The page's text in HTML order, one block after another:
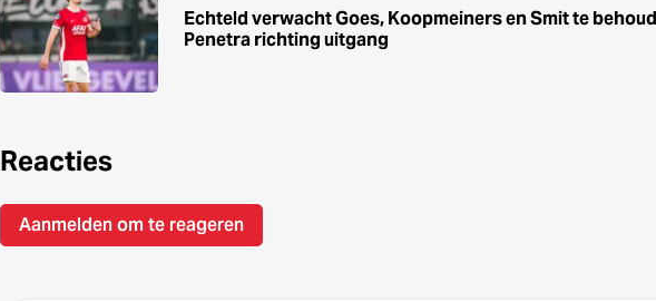
Echteld verwacht Goes, Koopmeiners en Smit te
Penetra richting uitgang
Reacties
Aanmelden om te reageren